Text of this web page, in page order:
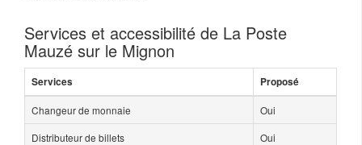
Services et accessibilité de La Poste
Mauzé sur le Mignon
Services Proposé
Changeur de monnaie
Oui
Distributeur de billets
Oui